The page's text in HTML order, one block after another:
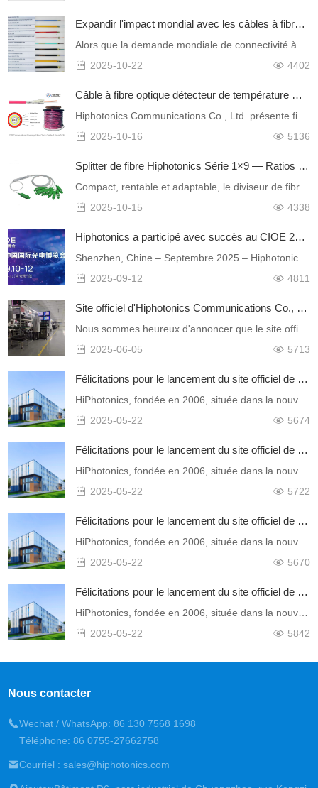
Expandir l'impact mondial avec les câbles à fibre optique blindés avancés et les cordons patch d'Hiphotonics
2025-10-22
4402
Câble à fibre optique détecteur de température DTS - la sentinelle intelligente des lignes de communication.
2025-10-16
5136
Splitter de fibre Hiphotonics Série 1×9 — Ratios de séparation et leurs applications les plus récentes
2025-10-15
4338
Hiphotonics a participé avec succès au CIOE 2025, présentant des solutions de pointe en fibre optique
2025-09-12
4811
Site officiel d'Hiphotonics Communications Co., Ltd.!
2025-06-05
5713
Félicitations pour le lancement du site officiel de Shenzhen Hiphotonics Optical Communication Co., Ltd.!
2025-05-22
5674
Félicitations pour le lancement du site officiel de Shenzhen Hiphotonics Optical Communication Co., Ltd.!
2025-05-22
5722
Félicitations pour le lancement du site officiel de Shenzhen Hiphotonics Optical Communication Co., Ltd.!
2025-05-22
5670
Félicitations pour le lancement du site officiel de Shenzhen Hiphotonics Optical Communication Co., Ltd.!
2025-05-22
5842
Nous contacter
Wechat / WhatsApp: 86 130 7568 1698
Téléphone: 86 0755-27662758
Courriel : sales@hiphotonics.com